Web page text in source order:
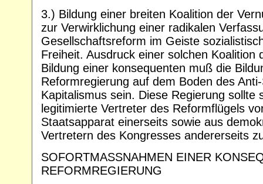
3.) Bildung einer breiten Koalition der
zur Verwirklichung einer radikalen
Gesellschaftsreform im Geiste
Freiheit. Ausdruck einer solchen Koalition
Bildung einer konsequenten muß die
Reformregierung auf dem Boden des
Kapitalismus sein. Diese Regierung sollte
legitimierte Vertreter des Reformflügels
Staatsapparat einerseits sowie aus
Vertretern des Kongresses andererseits
SOFORTMASSNAHMEN EINER
REFORMREGIERUNG